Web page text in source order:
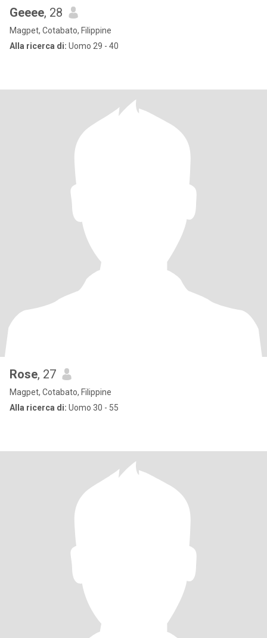
Geeee, 28
Magpet, Cotabato, Filippine
Alla ricerca di: Uomo 29 - 40
Rose, 27
Magpet, Cotabato, Filippine
Alla ricerca di: Uomo 30 - 55